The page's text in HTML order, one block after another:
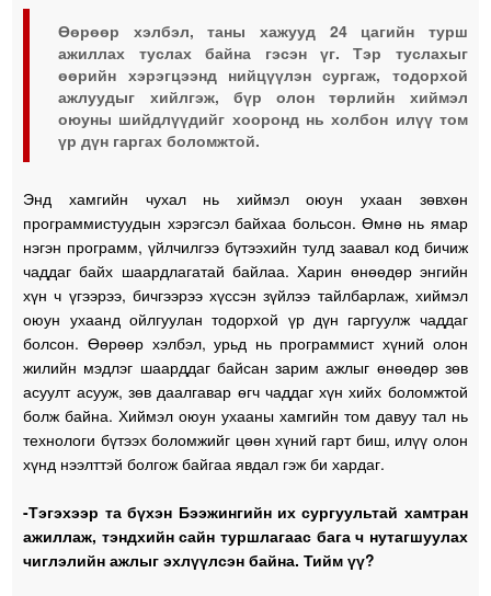
Өөрөөр хэлбэл, таны хажууд 24 цагийн турш
ажиллах туслах байна гэсэн үг. Тэр туслахыг
өөрийн хэрэгцээнд нийцүүлэн сургаж, тодорхой
ажлуудыг хийлгэж, бүр олон төрлийн хиймэл
оюуны шийдлүүдийг хооронд нь холбон илүү том
үр дүн гаргах боломжтой.
Энд хамгийн чухал нь хиймэл оюун ухаан зөвхөн
программистуудын хэрэгсэл байхаа больсон. Өмнө нь ямар
нэгэн программ, үйлчилгээ бүтээхийн тулд заавал код бичиж
чаддаг байх шаардлагатай байлаа. Харин өнөөдөр энгийн
хүн ч үгээрээ, бичгээрээ хүссэн зүйлээ тайлбарлаж, хиймэл
оюун ухаанд ойлгуулан тодорхой үр дүн гаргуулж чаддаг
болсон. Өөрөөр хэлбэл, урьд нь программист хүний олон
жилийн мэдлэг шаарддаг байсан зарим ажлыг өнөөдөр зөв
асуулт асууж, зөв даалгавар өгч чаддаг хүн хийх боломжтой
болж байна. Хиймэл оюун ухааны хамгийн том давуу тал нь
технологи бүтээх боломжийг цөөн хүний гарт биш, илүү олон
хүнд нээлттэй болгож байгаа явдал гэж би хардаг.
-Тэгэхээр та бүхэн Бээжингийн их сургуультай хамтран
ажиллаж, тэндхийн сайн туршлагаас бага ч нутагшуулах
чиглэлийн ажлыг эхлүүлсэн байна. Тийм үү?